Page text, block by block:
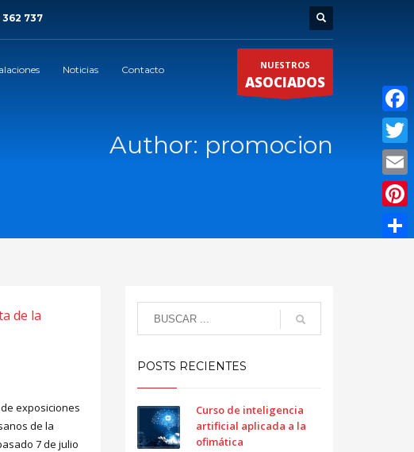
362 737
Noticias Contacto NUESTROS
ASOCIADOS
Author: promocion
de la
exposiciones
de la
7 de julio
POSTS RECIENTES
Curso de inteligencia
artificial aplicada a la
ofimática
Twitter
Email